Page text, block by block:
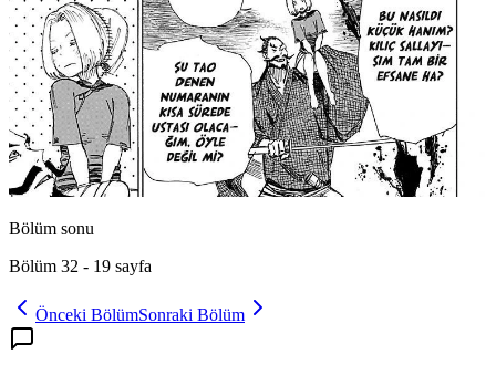
Bölüm sonu
Bölüm 32 - 19 sayfa
Önceki BölümSonraki Bölüm